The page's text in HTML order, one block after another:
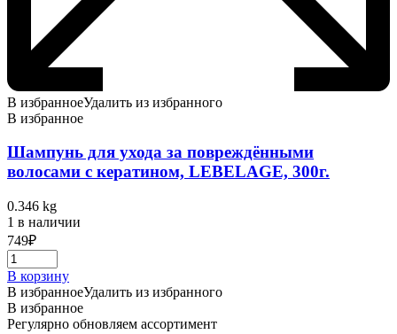
В избранноеУдалить из избранного
В избранное
Шампунь для ухода за повреждёнными
волосами с кератином, LEBELAGE, 300г.
0.346 kg
1 в наличии
749₽
В корзину
В избранноеУдалить из избранного
В избранное
Регулярно обновляем ассортимент